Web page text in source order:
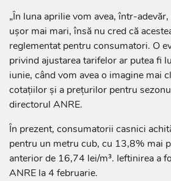
„În luna aprilie vom avea, într-
ușor mai mari, însă nu cred că
reglementat pentru consumatori. O
privind ajustarea tarifelor ar putea fi
iunie, când vom avea o imagine mai
cotațiilor și a prețurilor pentru
directorul ANRE.
În prezent, consumatorii casnici
pentru un metru cub, cu 13,8% mai
anterior de 16,74 lei/m³. Ieftinirea a
ANRE la 4 februarie.